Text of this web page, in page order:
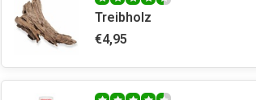
Treibholz
€4,95